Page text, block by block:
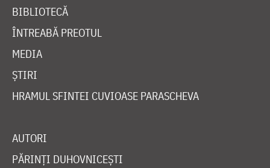
BIBLIOTECĂ
ÎNTREABĂ PREOTUL
MEDIA
ȘTIRI
HRAMUL SFINTEI CUVIOASE PARASCHEVA
AUTORI
PĂRINȚI DUHOVNICEȘTI